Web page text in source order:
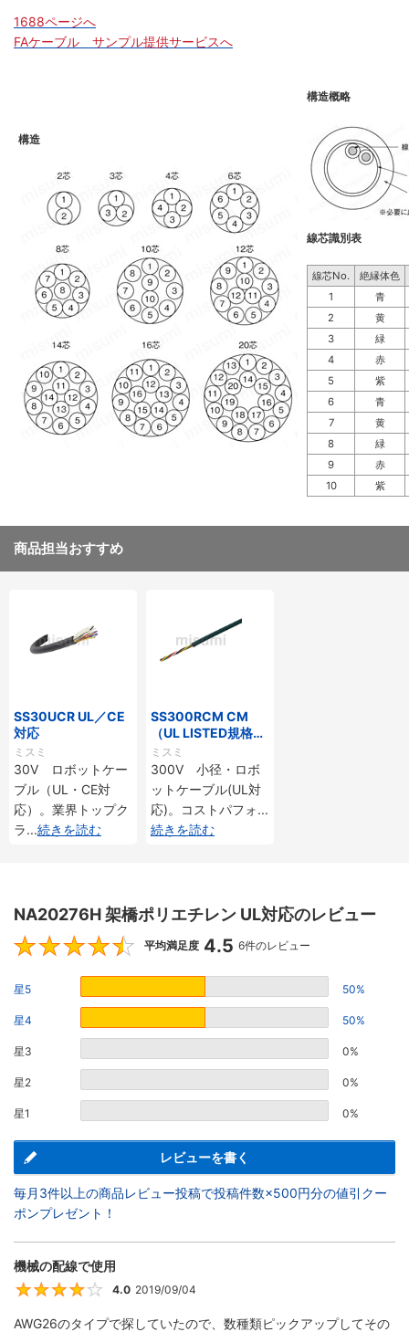
1688ページへ
FAケーブル サンプル提供サービスへ
構造
構造概略
線芯識別表
線芯No.
絶縁体色
1
青
2
黄
3
緑
4
赤
5
紫
6
青
7
黄
8
緑
9
赤
10
紫
商品担当おすすめ
SS30UCR UL／CE
対応
ミスミ
30V ロボットケー
ブル（UL・CE対
応）。業界トップク
ラ...続きを読む
SS300RCM CM
（UL LISTED規格・
NEPA対応） 小径
ミスミ
300V 小径・ロボ
ットケーブル(UL対
応)。コストパフォ...
続きを読む
NA20276H 架橋ポリエチレン UL対応のレビュー
4.5
平均満足度 4.5 6件のレビュー
星5 50%
星4 50%
星3 0%
星2 0%
星1 0%
レビューを書く
毎月3件以上の商品レビュー投稿で投稿件数×500円分の値引クー
ポンプレゼント！
機械の配線で使用
4
4.0 2019/09/04
AWG26のタイプで探していたので、数種類ピックアップしてその